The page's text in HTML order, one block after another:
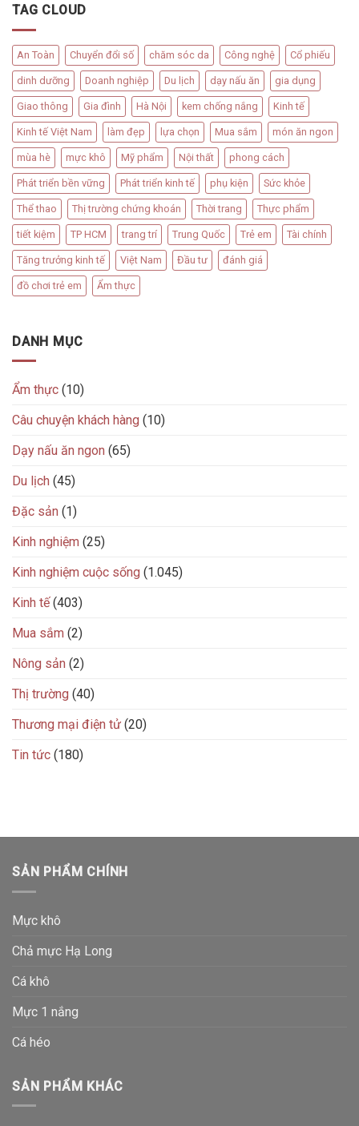
TAG CLOUD
An Toàn Chuyển đổi số chăm sóc da Công nghệ Cổ phiếu
dinh dưỡng Doanh nghiệp Du lịch dạy nấu ăn gia dụng
Giao thông Gia đình Hà Nội kem chống nắng Kinh tế
Kinh tế Việt Nam làm đẹp lựa chọn Mua sắm món ăn ngon
mùa hè mực khô Mỹ phẩm Nội thất phong cách
Phát triển bền vững Phát triển kinh tế phụ kiện Sức khỏe
Thể thao Thị trường chứng khoán Thời trang Thực phẩm
tiết kiệm TP HCM trang trí Trung Quốc Trẻ em Tài chính
Tăng trưởng kinh tế Việt Nam Đầu tư đánh giá
đồ chơi trẻ em Ẩm thực
DANH MỤC
Ẩm thực (10)
Câu chuyện khách hàng (10)
Dạy nấu ăn ngon (65)
Du lịch (45)
Đặc sản (1)
Kinh nghiệm (25)
Kinh nghiệm cuộc sống (1.045)
Kinh tế(403)
Mua sắm (2)
Nông sản (2)
Thị trường (40)
Thương mại điện tử (20)
Tin tức (180)
SẢN PHẨM CHÍNH
Mực khô
Chả mực Hạ Long
Cá khô
Mực 1 nắng
Cá héo
SẢN PHẨM KHÁC